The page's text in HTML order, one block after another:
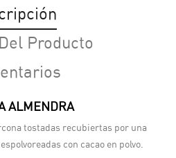
Producto
ALMENDRA
tostadas recubiertas por una
con cacao en polvo.